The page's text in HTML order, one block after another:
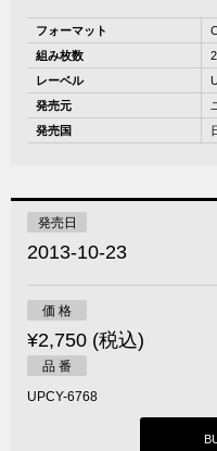
フォーマット
組み枚数
2
レーベル
発売元
発売国
発売日
2013-10-23
価 格
¥2,750 (税込)
品 番
UPCY-6768